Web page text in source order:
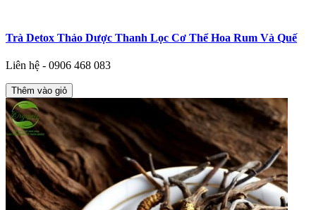
Trà Detox Thảo Dược Thanh Lọc Cơ Thể Hoa Rum Và Quế
Liên hệ - 0906 468 083
Thêm vào giỏ